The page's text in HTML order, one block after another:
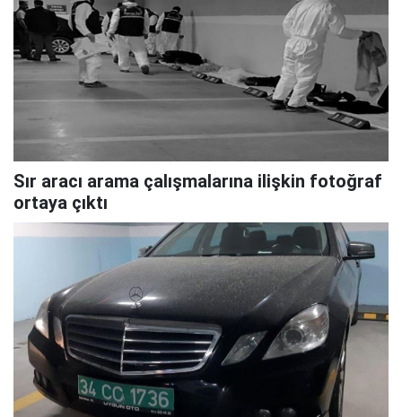
Sır aracı arama çalışmalarına ilişkin fotoğraf
ortaya çıktı